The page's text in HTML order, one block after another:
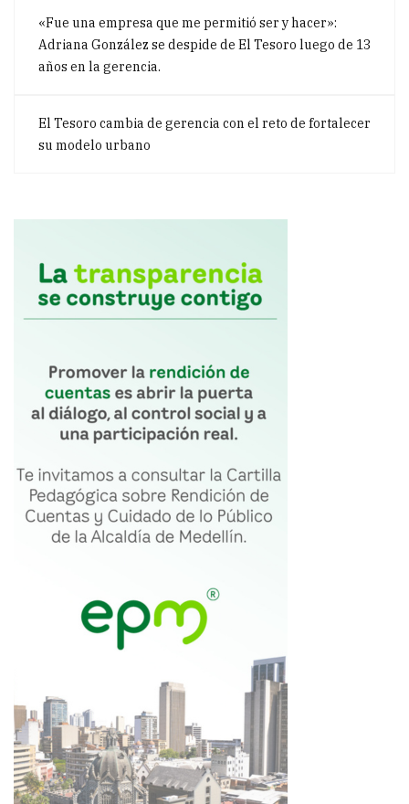
«Fue una empresa que me permitió ser y hacer»:
Adriana González se despide de El Tesoro luego de 13
años en la gerencia.
El Tesoro cambia de gerencia con el reto de fortalecer
su modelo urbano